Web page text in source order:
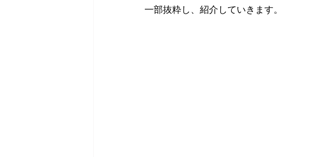
一部抜粋し、紹介していきます。